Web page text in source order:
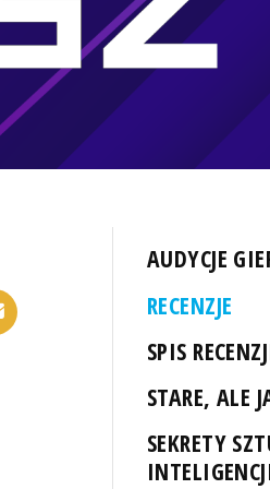
AUDYCJE
RECENZJE
SPIS
STARE, ALE
SEKRETY